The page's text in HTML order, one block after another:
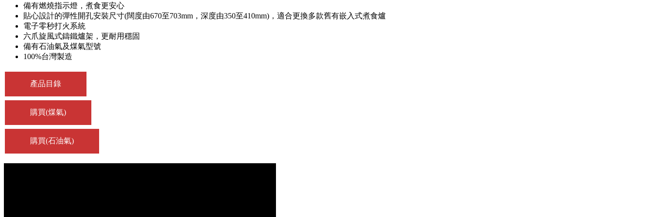
備有燃燒指示燈，煮食更安心
貼心設計的彈性開孔安裝尺寸(闊度由670至703mm，深度由350至410mm)，適合更換多款舊有嵌入式煮食爐
電子零秒打火系統
六爪旋風式鑄鐵爐架，更耐用穩固
備有石油氣及煤氣型號
100%台灣製造
產品目錄
購買(煤氣)
購買(石油氣)